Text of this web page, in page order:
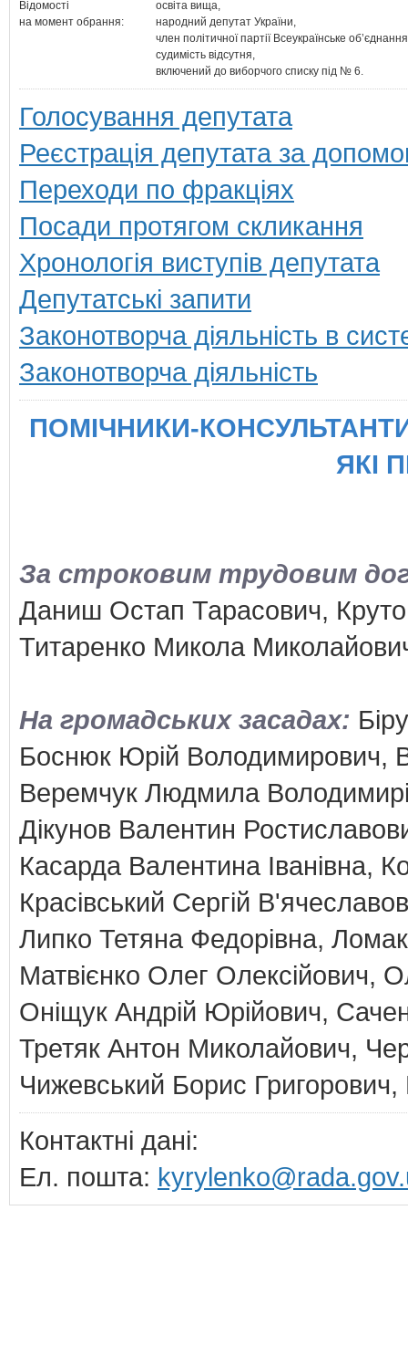
Відомості
на момент обрання:
освіта вища,
народний депутат України,
член політичної партії Всеукраїнське
судимість відсутня,
включений до виборчого списку під № 6.
Голосування депутата
Реєстрація депутата за
Переходи по фракціях
Посади протягом скликання
Хронологія виступів депутата
Депутатські запити
Законотворча діяльність в
Законотворча діяльність
ПОМІЧНИКИ-
ЯКІ
За строковим трудовим
Даниш Остап Тарасович,
Титаренко Микола
На громадських засадах:
Боснюк Юрій Володимирович,
Веремчук Людмила
Дікунов Валентин
Касарда Валентина Іванівна,
Красівський Сергій
Липко Тетяна Федорівна,
Матвієнко Олег Олексійович,
Оніщук Андрій Юрійович,
Третяк Антон Миколайович,
Чижевський Борис
Контактні дані:
Ел. пошта: